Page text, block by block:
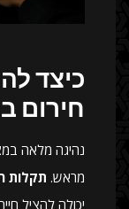
כיצד
חירום
נהיגה מלאה
מראש. תקלות
יכולה להציל